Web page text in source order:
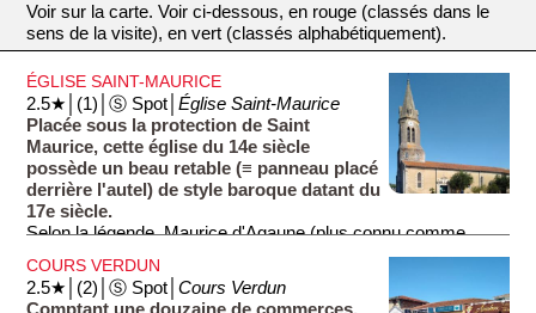
Voir sur la carte. Voir ci-dessous, en rouge (classés dans le
sens de la visite), en vert (classés alphabétiquement).
ÉGLISE SAINT-MAURICE
2.5★│(1)│Ⓢ Spot│Église Saint-Maurice
Placée sous la protection de Saint
Maurice, cette église du 14e siècle
possède un beau retable (≡ panneau placé
derrière l'autel) de style baroque datant du
17e siècle.
Selon la légende, Maurice d'Agaune (plus connu comme
Saint Maurice) aurait été exécuté par les Romains au 3e
siècle pour avoir refusé de renier sa foi chrétienne.
COURS VERDUN
2.5★│(2)│Ⓢ Spot│Cours Verdun
Comptant une douzaine de commerces,